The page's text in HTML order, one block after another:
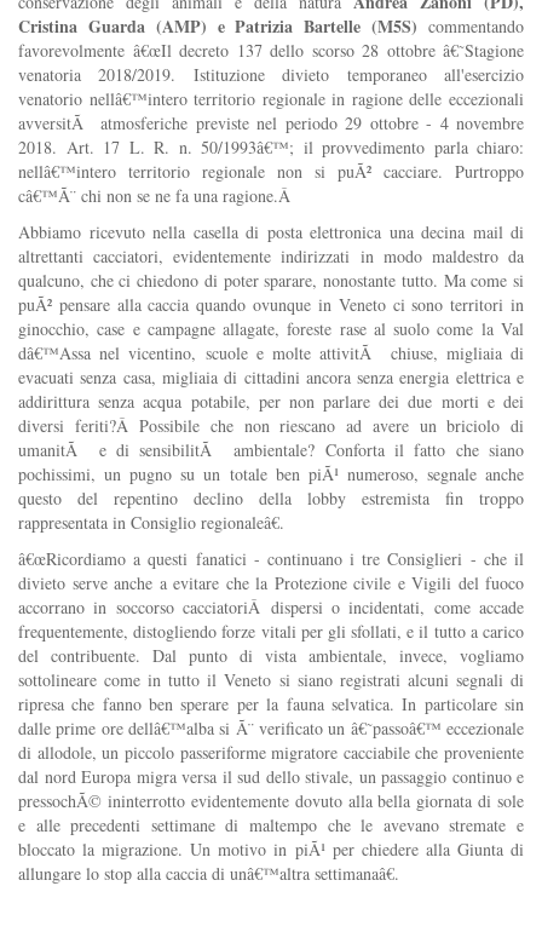
Cristina Guarda (AMP) e Patrizia Bartelle (M5S) commentando
favorevolmente â€œIl decreto 137 dello scorso 28 ottobre â€˜Stagione
venatoria 2018/2019. Istituzione divieto temporaneo all'esercizio
venatorio nellâ€™intero territorio regionale in ragione delle eccezionali
avversitÃ atmosferiche previste nel periodo 29 ottobre - 4 novembre
2018. Art. 17 L. R. n. 50/1993â€™; il provvedimento parla chiaro:
nellâ€™intero territorio regionale non si puÃ² cacciare. Purtroppo
câ€™Ã¨ chi non se ne fa una ragione.Â
Abbiamo ricevuto nella casella di posta elettronica una decina mail di
altrettanti cacciatori, evidentemente indirizzati in modo maldestro da
qualcuno, che ci chiedono di poter sparare, nonostante tutto. Ma come si
puÃ² pensare alla caccia quando ovunque in Veneto ci sono territori in
ginocchio, case e campagne allagate, foreste rase al suolo come la Val
dâ€™Assa nel vicentino, scuole e molte attivitÃ chiuse, migliaia di
evacuati senza casa, migliaia di cittadini ancora senza energia elettrica e
addirittura senza acqua potabile, per non parlare dei due morti e dei
diversi feriti?Â Possibile che non riescano ad avere un briciolo di
umanitÃ e di sensibilitÃ ambientale? Conforta il fatto che siano
pochissimi, un pugno su un totale ben piÃ¹ numeroso, segnale anche
questo del repentino declino della lobby estremista fin troppo
rappresentata in Consiglio regionaleâ€.
â€œRicordiamo a questi fanatici - continuano i tre Consiglieri - che il
divieto serve anche a evitare che la Protezione civile e Vigili del fuoco
accorrano in soccorso cacciatoriÂ dispersi o incidentati, come accade
frequentemente, distogliendo forze vitali per gli sfollati, e il tutto a carico
del contribuente. Dal punto di vista ambientale, invece, vogliamo
sottolineare come in tutto il Veneto si siano registrati alcuni segnali di
ripresa che fanno ben sperare per la fauna selvatica. In particolare sin
dalle prime ore dellâ€™alba si Ã¨ verificato un â€˜passoâ€™ eccezionale
di allodole, un piccolo passeriforme migratore cacciabile che proveniente
dal nord Europa migra versa il sud dello stivale, un passaggio continuo e
pressochÃ© ininterrotto evidentemente dovuto alla bella giornata di sole
e alle precedenti settimane di maltempo che le avevano stremate e
bloccato la migrazione. Un motivo in piÃ¹ per chiedere alla Giunta di
allungare lo stop alla caccia di unâ€™altra settimanaâ€.